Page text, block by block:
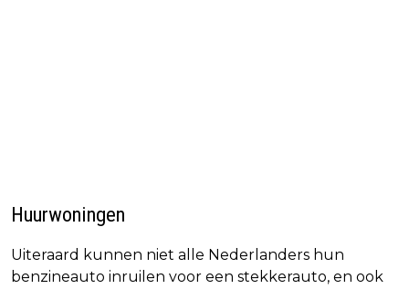
Huurwoningen
Uiteraard kunnen niet alle Nederlanders hun
benzineauto inruilen voor een stekkerauto, en ook